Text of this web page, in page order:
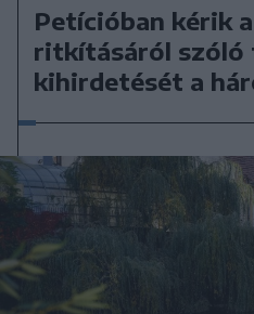
Petícióban kérik
ritkításáról szóló
kihirdetését a